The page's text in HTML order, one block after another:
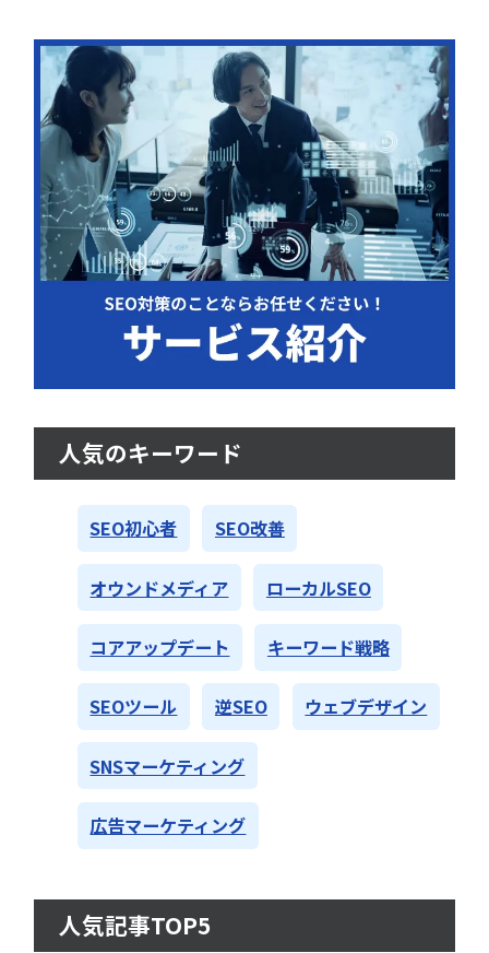
人気のキーワード
SEO初心者 SEO改善
オウンドメディア ローカルSEO
コアアップデート キーワード戦略
SEOツール 逆SEO ウェブデザイン
SNSマーケティング
広告マーケティング
人気記事TOP5